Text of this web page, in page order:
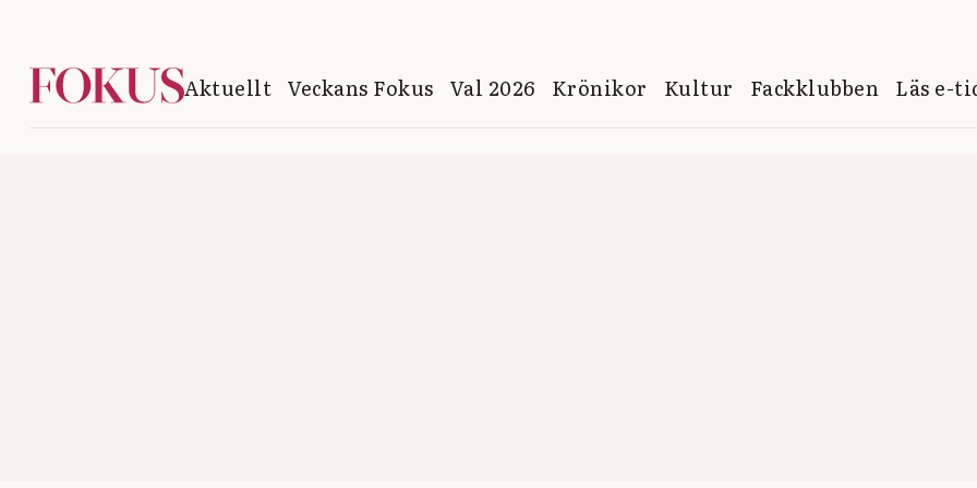
Aktuellt Veckans Fokus Val 2026 Krönikor Kultur Fackklubben Läs e-